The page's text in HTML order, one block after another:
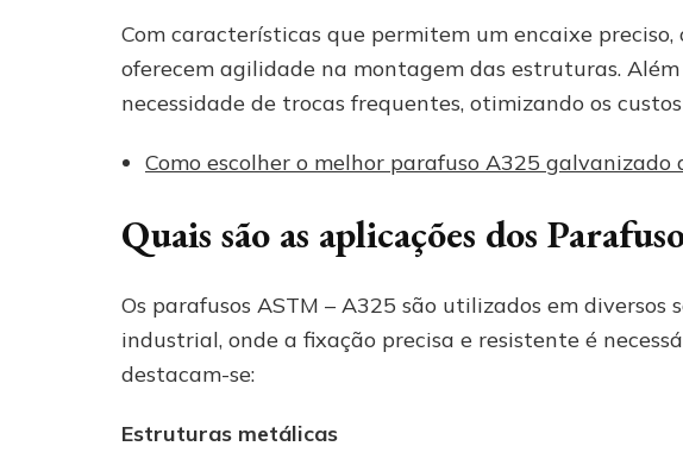
Com características que permitem um encaixe preciso,
oferecem agilidade na montagem das estruturas.
necessidade de trocas frequentes, otimizando os
Como escolher o melhor parafuso A325 galvanizado
Quais são as aplicações dos
Os parafusos ASTM – A325 são utilizados em diversos
industrial, onde a fixação precisa e resistente é
destacam-se:
Estruturas metálicas